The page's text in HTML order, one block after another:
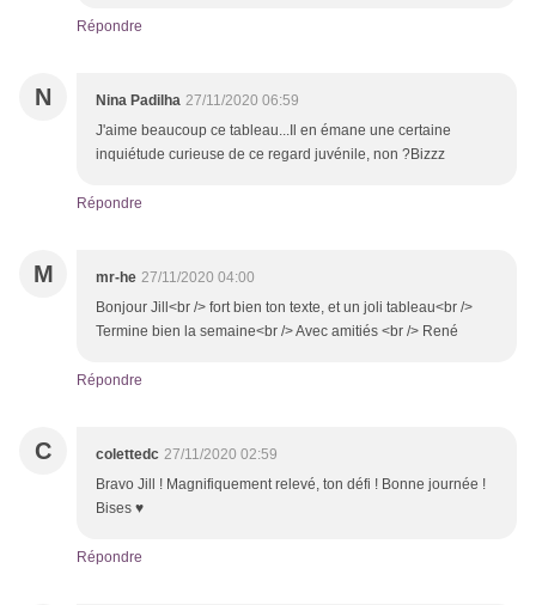
Répondre
N Nina Padilha 27/11/2020 06:59
J'aime beaucoup ce tableau...Il en émane une certaine
inquiétude curieuse de ce regard juvénile, non ?Bizzz
Répondre
M mr-he 27/11/2020 04:00
Bonjour Jill<br /> fort bien ton texte, et un joli tableau<br />
Termine bien la semaine<br /> Avec amitiés <br /> René
Répondre
C colettedc 27/11/2020 02:59
Bravo Jill ! Magnifiquement relevé, ton défi ! Bonne journée !
Bises ♥
Répondre